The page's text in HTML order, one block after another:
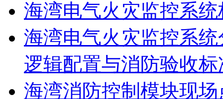
海湾电气火灾监控系
海湾电气火灾监控系
逻辑配置与消防验收标
海湾消防控制模块现